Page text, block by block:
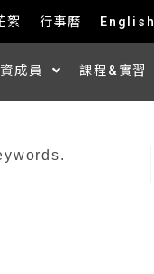
絮 行事曆 English
成員 課程&實習